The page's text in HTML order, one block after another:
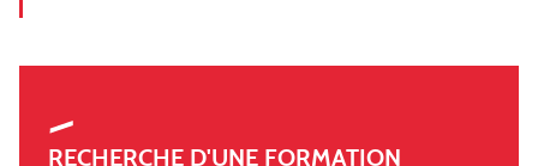
RECHERCHE D'UNE FORMATION